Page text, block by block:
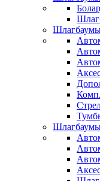
Шлагбаумы